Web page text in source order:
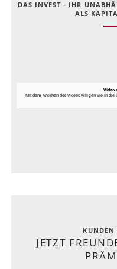
DAS INVEST - IHR
ALS
Video
Mit dem Ansehen des Videos willigen Sie in
KUNDEN
JETZT